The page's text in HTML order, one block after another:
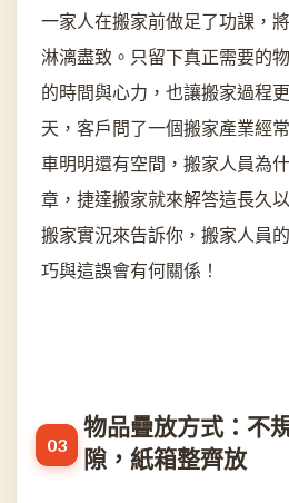
一家人在搬家前做足了功課，
淋漓盡致。只留下真正需要的
的時間與心力，也讓搬家過程
天，客戶問了一個搬家產業經
車明明還有空間，搬家人員為
章，捷達搬家就來解答這長久
搬家實況來告訴你，搬家人員
巧與這誤會有何關係！
物品疊放方式：不
隙，紙箱整齊放